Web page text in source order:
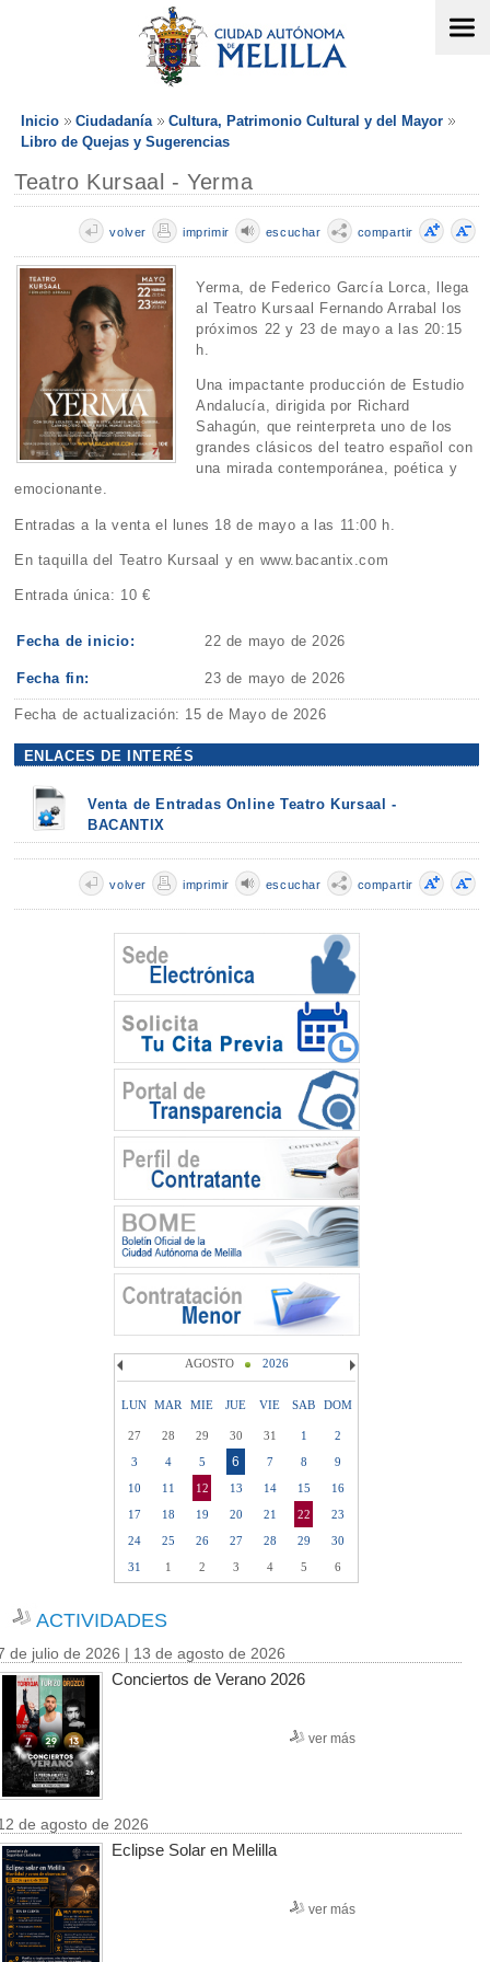
Inicio Ciudadanía
Cultura, Patrimonio Cultural y del Mayor
Libro de Quejas y Sugerencias
Teatro Kursaal - Yerma
compartir
escuchar
imprimir
volver
Yerma, de Federico García Lorca, llega
al Teatro Kursaal Fernando Arrabal los
próximos 22 y 23 de mayo a las 20:15
h.
Una impactante producción de Estudio
Andalucía, dirigida por Richard
Sahagún, que reinterpreta uno de los
grandes clásicos del teatro español con
una mirada contemporánea, poética y
emocionante.
Entradas a la venta el lunes 18 de mayo a las 11:00 h.
En taquilla del Teatro Kursaal y en www.bacantix.com
Entrada única: 10 €
Fecha de inicio: 22 de mayo de 2026
Fecha fin: 23 de mayo de 2026
Fecha de actualización: 15 de Mayo de 2026
ENLACES DE INTERÉS
Venta de Entradas Online Teatro Kursaal -
BACANTIX
compartir
escuchar
imprimir
volver
AGOSTO 2026
LUN MAR MIE JUE VIE SAB DOM
27 28 29 30 31 1
2
3
4 5 6 7 8
9
10
11 12 13 14 15
16
17
18 19 20 21 22
23
24
25 26 27 28 29
30
31
1 2 3 4 5 6
ACTIVIDADES
de julio de 2026 | 13 de agosto de 2026
Conciertos de Verano 2026
ver más
de agosto de 2026
Eclipse Solar en Melilla
ver más